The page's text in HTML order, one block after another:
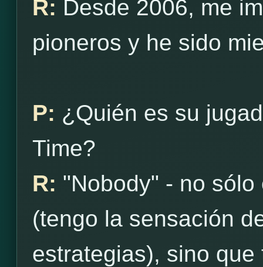
R: Desde 2006, me
pioneros y he sido
P: ¿Quién es su
Time?
R: "Nobody" - no
(tengo la sensación
estrategias), sino